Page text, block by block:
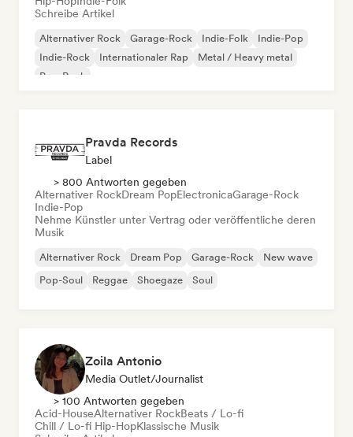
Schreibe Artikel
Alternativer Rock Garage-Rock Indie-Folk
Indie-Pop
Indie-Rock
Internationaler Rap
Metal / Heavy metal
Pop-Rock
Pravda Records
Label
> 800 Antworten gegeben
Alternativer RockDream PopElectronicaGarage-Rock
Indie-Pop
Nehme Künstler unter Vertrag oder veröffentliche deren
Musik
Alternativer Rock Dream Pop Garage-Rock
New wave
Pop-Soul
Reggae Shoegaze Soul
Zoila Antonio
Media Outlet/Journalist
> 100 Antworten gegeben
Acid-HouseAlternativer RockBeats / Lo-fi
Chill / Lo-fi Hip-HopKlassische Musik